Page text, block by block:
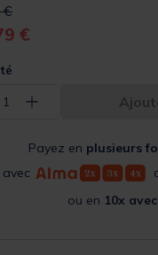
from
€to
€
1 +
Payez en plusieurs
avec
ou en 10x